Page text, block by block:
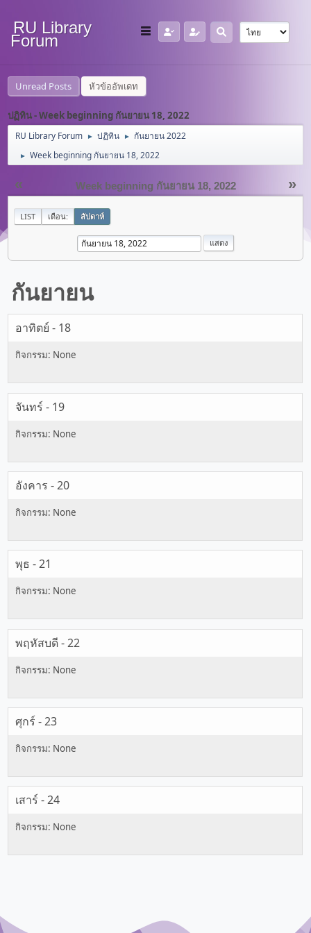
RU Library
Forum
Unread Posts หัวข้ออัพเดท
ปฏิทิน - Week beginning กันยายน 18, 2022
RU Library Forum ► ปฏิทิน ► กันยายน 2022
► Week beginning กันยายน 18, 2022
« »
Week beginning กันยายน 18, 2022
LIST เดือน: สัปดาห์
กันยายน
อาทิตย์ - 18
จันทร์ - 19
อังคาร - 20
พุธ - 21
พฤหัสบดี - 22
ศุกร์ - 23
เสาร์ - 24